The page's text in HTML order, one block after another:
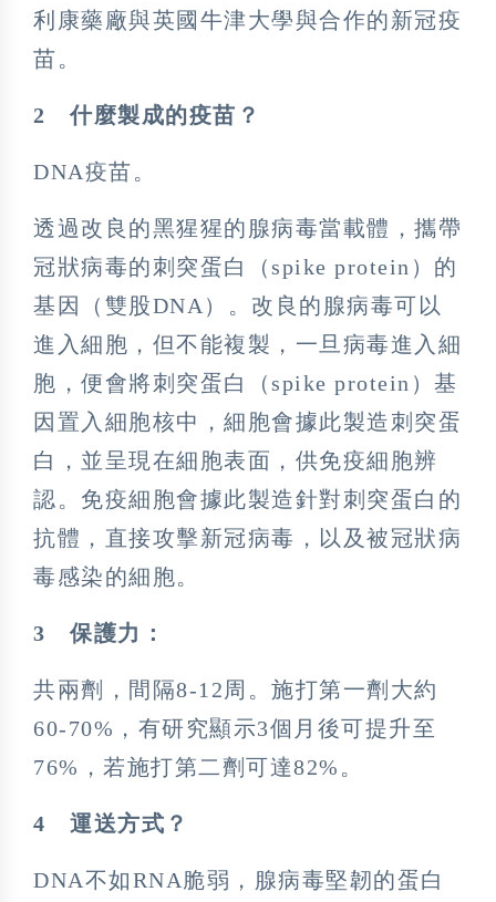
利康藥廠與英國牛津大學與合作的新冠疫
苗。
2什麼製成的疫苗？
DNA疫苗。
透過改良的黑猩猩的腺病毒當載體，攜帶
冠狀病毒的刺突蛋白（spike protein）的
基因（雙股DNA）。改良的腺病毒可以
進入細胞，但不能複製，一旦病毒進入細
胞，便會將刺突蛋白（spike protein）基
因置入細胞核中，細胞會據此製造刺突蛋
白，並呈現在細胞表面，供免疫細胞辨
認。免疫細胞會據此製造針對刺突蛋白的
抗體，直接攻擊新冠病毒，以及被冠狀病
毒感染的細胞。
3 保護力：
共兩劑，間隔8-12周。施打第一劑大約
60-70%，有研究顯示3個月後可提升至
76%，若施打第二劑可達82%。
4 運送方式？
DNA不如RNA脆弱，腺病毒堅韌的蛋白